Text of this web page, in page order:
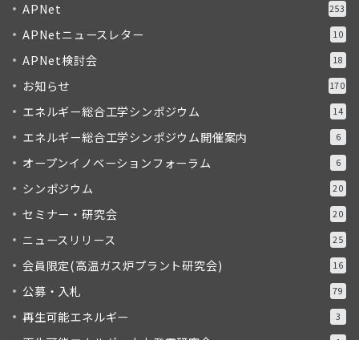
APNet 253
APNetニュースレター 10
APNet検討会 18
お知らせ 170
エネルギー総合工学シンポジウム 14
エネルギー総合工学シンポジウム開催案内 6
オープンイノベーションフォーラム 6
シンポジウム 20
セミナー・研究会 20
ニュースリリース 25
会員限定(高温ガス炉プラント研究会) 16
公募・入札 79
再生可能エネルギー 3